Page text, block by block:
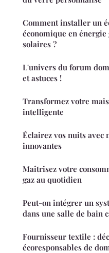
Comment installer un
économique en
solaires ?
L'univers du forum
et astuces !
Transformez votre
intelligente
Éclairez vos nuits avec
innovantes
Maîtrisez votre
gaz au quotidien
Peut-on intégrer un
dans une salle de bain
Fournisseur textile :
écoresponsables de